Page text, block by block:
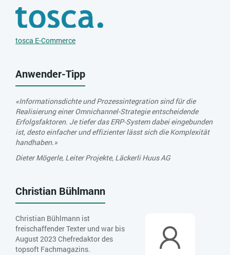
tosca E-Commerce
Anwender-Tipp
«Informationsdichte und Prozessintegration sind für die
Realisierung einer Omnichannel-Strategie entscheidende
Erfolgsfaktoren. Je tiefer das ERP-System dabei eingebunden
ist, desto einfacher und effizienter lässt sich die Komplexität
handhaben.»
Dieter Mögerle, Leiter Projekte, Läckerli Huus AG
Christian Bühlmann
Christian Bühlmann ist
freischaffender Texter und war bis
August 2023 Chefredaktor des
topsoft Fachmagazins.